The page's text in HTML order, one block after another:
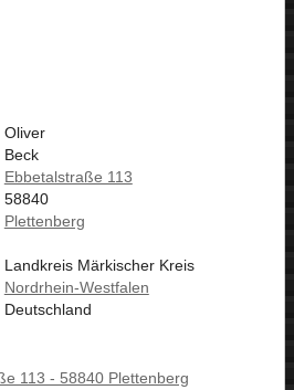
Oliver
Beck
Ebbetalstraße 113
58840
Plettenberg
Landkreis Märkischer Kreis
Nordrhein-Westfalen
Deutschland
113 - 58840 Plettenberg